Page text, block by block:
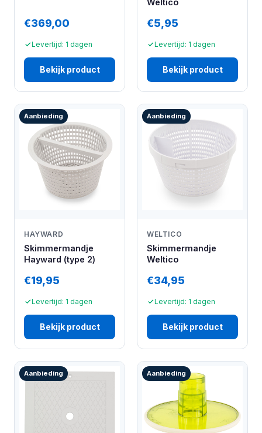
€369,00
Levertijd: 1 dagen
Bekijk product
€5,95
Levertijd: 1 dagen
Bekijk product
Aanbieding
HAYWARD
Skimmermandje
Hayward (type 2)
€19,95
Levertijd: 1 dagen
Bekijk product
Aanbieding
WELTICO
Skimmermandje
Weltico
€34,95
Levertijd: 1 dagen
Bekijk product
Aanbieding Aanbieding